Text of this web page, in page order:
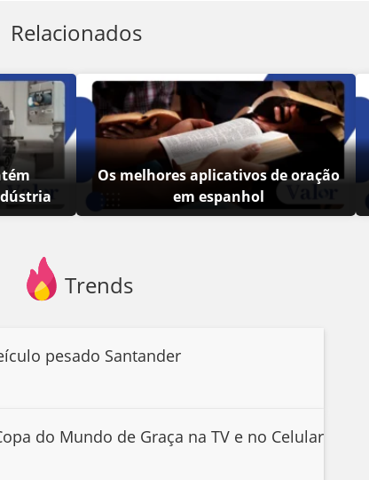
Relacionados
Os melhores aplicativos de oração
em espanhol
Trends
pesado Santander
do Mundo de Graça na TV e no Celular